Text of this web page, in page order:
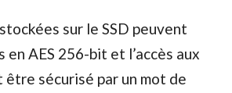
sur le SSD peuvent
AES 256-bit et l’accès aux
être sécurisé par un mot de